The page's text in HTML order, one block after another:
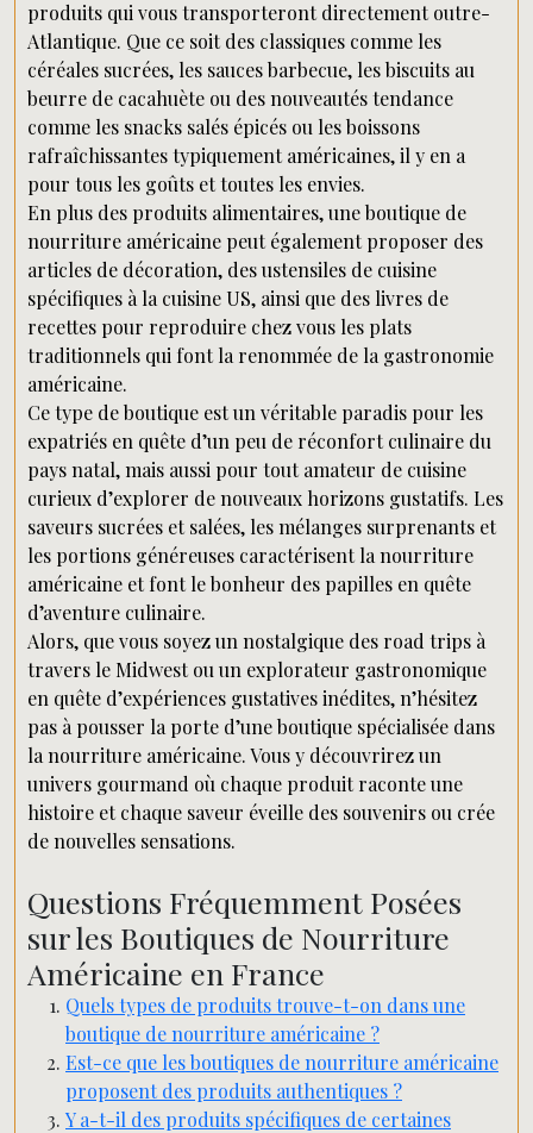
produits qui vous transporteront directement outre-
Atlantique. Que ce soit des classiques comme les
céréales sucrées, les sauces barbecue, les biscuits au
beurre de cacahuète ou des nouveautés tendance
comme les snacks salés épicés ou les boissons
rafraîchissantes typiquement américaines, il y en a
pour tous les goûts et toutes les envies.
En plus des produits alimentaires, une boutique de
nourriture américaine peut également proposer des
articles de décoration, des ustensiles de cuisine
spécifiques à la cuisine US, ainsi que des livres de
recettes pour reproduire chez vous les plats
traditionnels qui font la renommée de la gastronomie
américaine.
Ce type de boutique est un véritable paradis pour les
expatriés en quête d’un peu de réconfort culinaire du
pays natal, mais aussi pour tout amateur de cuisine
curieux d’explorer de nouveaux horizons gustatifs. Les
saveurs sucrées et salées, les mélanges surprenants et
les portions généreuses caractérisent la nourriture
américaine et font le bonheur des papilles en quête
d’aventure culinaire.
Alors, que vous soyez un nostalgique des road trips à
travers le Midwest ou un explorateur gastronomique
en quête d’expériences gustatives inédites, n’hésitez
pas à pousser la porte d’une boutique spécialisée dans
la nourriture américaine. Vous y découvrirez un
univers gourmand où chaque produit raconte une
histoire et chaque saveur éveille des souvenirs ou crée
de nouvelles sensations.
Questions Fréquemment Posées
sur les Boutiques de Nourriture
Américaine en France
Quels types de produits trouve-t-on dans une
boutique de nourriture américaine ?
Est-ce que les boutiques de nourriture américaine
proposent des produits authentiques ?
Y a-t-il des produits spécifiques de certaines